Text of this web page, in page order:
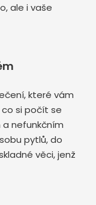
ale i vaše
které vám
si počít se
nefunkčním
pytlů, do
věci, jenž